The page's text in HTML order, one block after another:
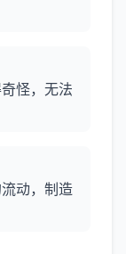
怪，无法
动，制造